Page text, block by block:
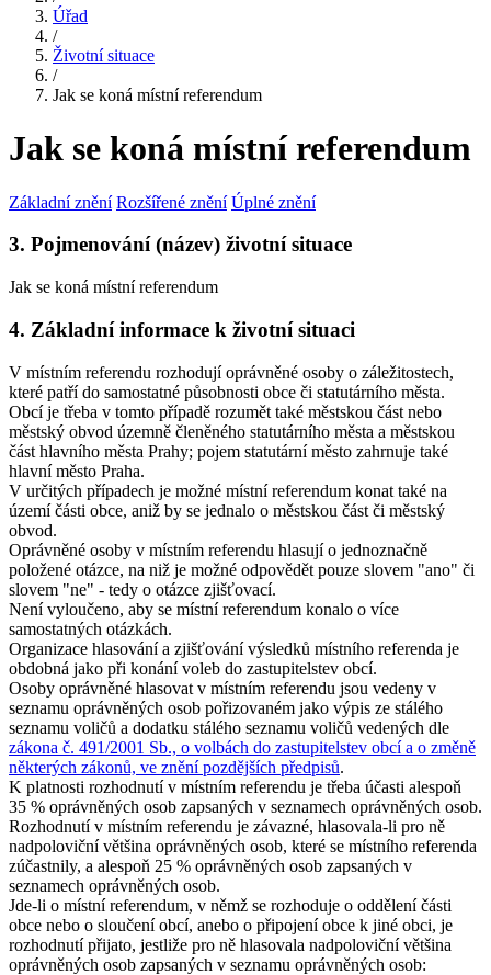
Úřad
/
Životní situace
/
Jak se koná místní referendum
Jak se koná místní referendum
Základní znění Rozšířené znění Úplné znění
3. Pojmenování (název) životní situace
Jak se koná místní referendum
4. Základní informace k životní situaci
V místním referendu rozhodují oprávněné osoby o záležitostech,
které patří do samostatné působnosti obce či statutárního města.
Obcí je třeba v tomto případě rozumět také městskou část nebo
městský obvod územně členěného statutárního města a městskou
část hlavního města Prahy; pojem statutární město zahrnuje také
hlavní město Praha.
V určitých případech je možné místní referendum konat také na
území části obce, aniž by se jednalo o městskou část či městský
obvod.
Oprávněné osoby v místním referendu hlasují o jednoznačně
položené otázce, na niž je možné odpovědět pouze slovem "ano" či
slovem "ne" - tedy o otázce zjišťovací.
Není vyloučeno, aby se místní referendum konalo o více
samostatných otázkách.
Organizace hlasování a zjišťování výsledků místního referenda je
obdobná jako při konání voleb do zastupitelstev obcí.
Osoby oprávněné hlasovat v místním referendu jsou vedeny v
seznamu oprávněných osob pořizovaném jako výpis ze stálého
seznamu voličů a dodatku stálého seznamu voličů vedených dle
zákona č. 491/2001 Sb., o volbách do zastupitelstev obcí a o změně
některých zákonů, ve znění pozdějších předpisů.
K platnosti rozhodnutí v místním referendu je třeba účasti alespoň
35 % oprávněných osob zapsaných v seznamech oprávněných osob.
Rozhodnutí v místním referendu je závazné, hlasovala-li pro ně
nadpoloviční většina oprávněných osob, které se místního referenda
zúčastnily, a alespoň 25 % oprávněných osob zapsaných v
seznamech oprávněných osob.
Jde-li o místní referendum, v němž se rozhoduje o oddělení části
obce nebo o sloučení obcí, anebo o připojení obce k jiné obci, je
rozhodnutí přijato, jestliže pro ně hlasovala nadpoloviční většina
oprávněných osob zapsaných v seznamu oprávněných osob: